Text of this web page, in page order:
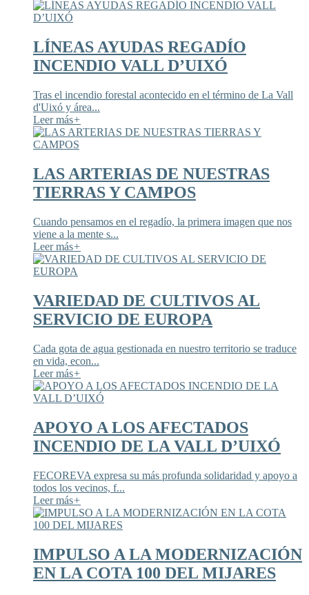
LÍNEAS AYUDAS REGADÍO
INCENDIO VALL D’UIXÓ
Tras el incendio forestal acontecido en el término de La Vall
d'Uixó y área...
Leer más+
LAS ARTERIAS DE NUESTRAS
TIERRAS Y CAMPOS
Cuando pensamos en el regadío, la primera imagen que nos
viene a la mente s...
Leer más+
VARIEDAD DE CULTIVOS AL
SERVICIO DE EUROPA
Cada gota de agua gestionada en nuestro territorio se traduce
en vida, econ...
Leer más+
APOYO A LOS AFECTADOS
INCENDIO DE LA VALL D’UIXÓ
FECOREVA expresa su más profunda solidaridad y apoyo a
todos los vecinos, f...
Leer más+
IMPULSO A LA MODERNIZACIÓN
EN LA COTA 100 DEL MIJARES